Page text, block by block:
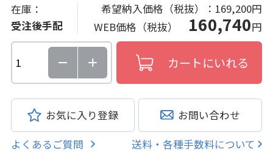
在庫：
受注後手配
希望納入価格（税抜）： 169,200円
WEB価格（税抜） 160,740円
お気に入り登録 お問い合わせ
よくあるご質問 送料・各種手数料について